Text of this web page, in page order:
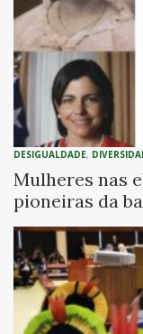
DESIGUALDADE,
Mulheres nas
pioneiras da